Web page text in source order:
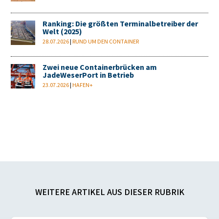
Ranking: Die größten Terminalbetreiber der
Welt (2025)
28.07.2026 |RUND UM DEN CONTAINER
Zwei neue Containerbrücken am
JadeWeserPort in Betrieb
23.07.2026 |HAFEN+
WEITERE ARTIKEL AUS DIESER RUBRIK